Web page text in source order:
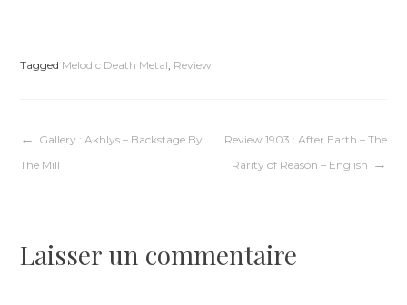
Tagged Melodic Death Metal Review
Navigation
l’article
Gallery : Akhlys – Backstage By
The Mill
Review 1903 : After Earth – The
Rarity of Reason – English
Laisser un commentaire